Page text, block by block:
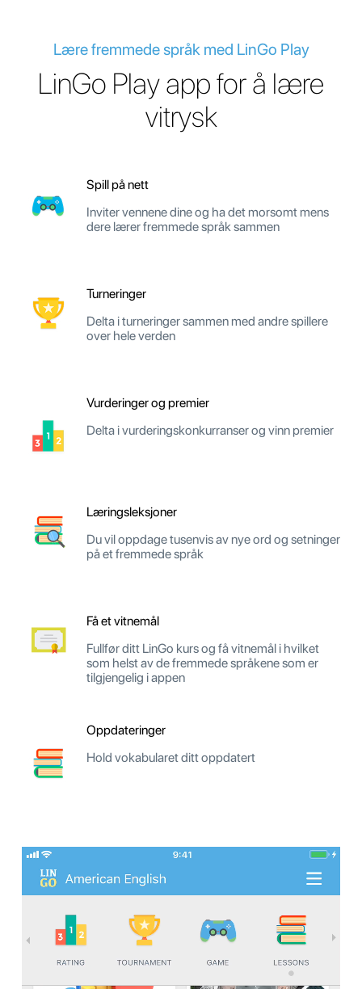
Lære fremmede språk med LinGo Play
LinGo Play app for å lære
vitrysk
Spill på nett
Inviter vennene dine og ha det morsomt mens
dere lærer fremmede språk sammen
Turneringer
Delta i turneringer sammen med andre spillere
over hele verden
Vurderinger og premier
Delta i vurderingskonkurranser og vinn premier
Læringsleksjoner
Du vil oppdage tusenvis av nye ord og setninger
på et fremmede språk
Få et vitnemål
Fullfør ditt LinGo kurs og få vitnemål i hvilket
som helst av de fremmede språkene som er
tilgjengelig i appen
Oppdateringer
Hold vokabularet ditt oppdatert